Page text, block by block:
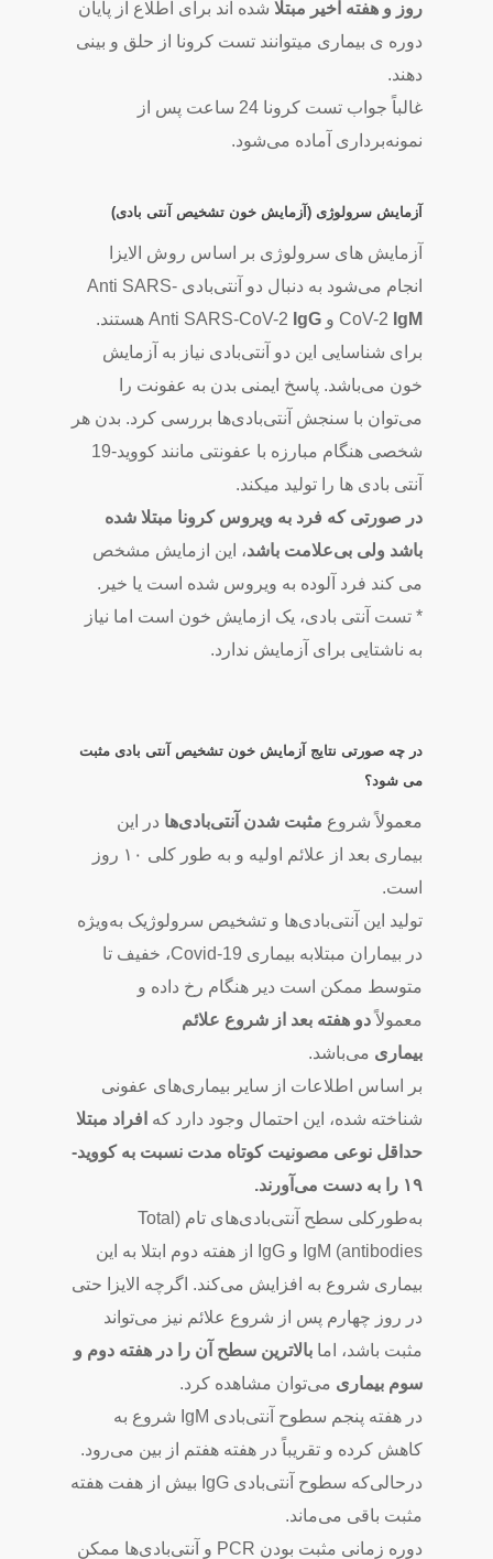
روز و هفته اخیر مبتلا شده اند برای اطلاع از پایان
دوره ی بیماری میتوانند تست کرونا از حلق و بینی
دهند.
غالباً جواب تست کرونا 24 ساعت پس از
نمونه‌برداری آماده می‌شود.
آزمایش‌ سرولوژی (آزمایش خون تشخیص آنتی بادی)
آزمایش‌ های سرولوژی بر اساس روش الایزا
انجام می‌شود به دنبال دو آنتی‌بادی Anti SARS-
CoV-2 IgM و Anti SARS-CoV-2 IgG
هستند.
برای شناسایی این دو آنتی‌بادی نیاز به آزمایش
خون می‌باشد. پاسخ ایمنی بدن به عفونت را
می‌توان با سنجش آنتی‌بادی‌ها بررسی کرد. بدن هر
شخصی هنگام مبارزه با عفونتی مانند کووید-19
آنتی بادی ها را تولید میکند.
در صورتی که فرد به ویروس کرونا مبتلا شده
باشد ولی بی‌علامت باشد، این ازمایش مشخص
می کند فرد آلوده به ویروس شده است یا خیر.
* تست آنتی بادی، یک ازمایش خون است اما نیاز
به ناشتایی برای آزمایش ندارد.
در چه صورتی نتایج آزمایش خون تشخیص آنتی بادی مثبت
می شود؟
معمولاً شروع مثبت شدن آنتی‌بادی‌ها در این
بیماری بعد از علائم اولیه و به ‌طور کلی ۱۰ روز
است.
تولید این آنتی‌بادی‌ها و تشخیص سرولوژیک به‌ویژه
در بیماران مبتلابه بیماری Covid-19، خفیف تا
متوسط ممکن است دیر هنگام رخ‌ داده و
معمولاًدو هفته بعد از شروع علائم
بیماری می‌باشد.
بر اساس اطلاعات از سایر بیماری‌های عفونی
شناخته شده، این احتمال وجود دارد که افراد مبتلا
حداقل نوعی مصونیت کوتاه‌ مدت نسبت به کووید-
۱۹ را به دست می‌آورند.
به‌طورکلی سطح آنتی‌بادی‌های تام (Total
antibodies) IgM و IgG از هفته دوم ابتلا به این
بیماری شروع به افزایش می‌کند. اگرچه الایزا حتی
در روز چهارم پس از شروع علائم نیز می‌تواند
مثبت باشد، اما بالاترین سطح آن را در هفته دوم و
سوم بیماری می‌توان مشاهده کرد.
در هفته پنجم سطوح آنتی‌بادی IgM شروع به
کاهش کرده و تقریباً در هفته هفتم از بین می‌رود.
درحالی‌که سطوح آنتی‌بادی IgG بیش از هفت هفته
مثبت باقی می‌ماند.
دوره زمانی مثبت بودن PCR و آنتی‌بادی‌ها ممکن